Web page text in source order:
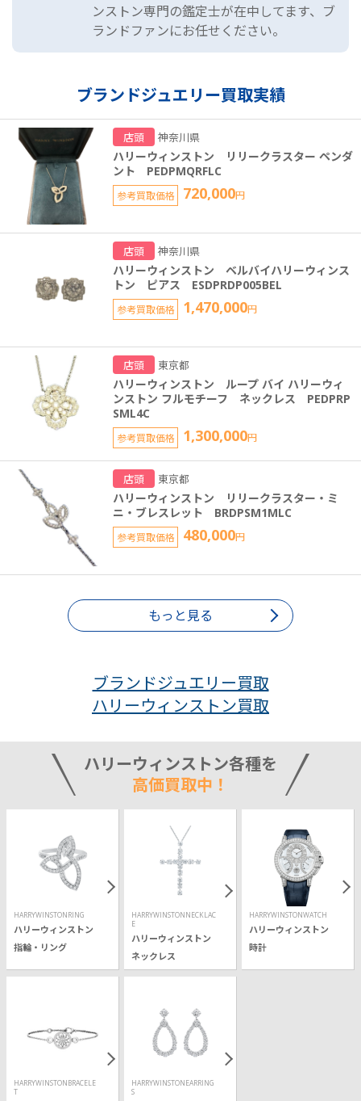
ンストン専門の鑑定士が在中してます、ブ
ランドファンにお任せください。
ブランドジュエリー買取実績
店頭 神奈川県
ハリーウィンストン リリークラスター ペンダ
ント PEDPMQRFLC
参考買取価格 720,000円
店頭 神奈川県
ハリーウィンストン ベルバイハリーウィンス
トン ピアス ESDPRDP005BEL
参考買取価格 1,470,000円
店頭 東京都
ハリーウィンストン ループ バイ ハリーウィ
ンストン フルモチーフ ネックレス PEDPRP
SML4C
参考買取価格 1,300,000円
店頭 東京都
ハリーウィンストン リリークラスター・ミ
ニ・ブレスレット BRDPSM1MLC
参考買取価格 480,000円
もっと見る
ブランドジュエリー買取
ハリーウィンストン買取
ハリーウィンストン各種を
高価買取中！
HARRYWINSTONRING
ハリーウィンストン
指輪・リング
HARRYWINSTONNECKLAC
E
ハリーウィンストン
ネックレス
HARRYWINSTONWATCH
ハリーウィンストン
時計
HARRYWINSTONBRACELE
T
HARRYWINSTONEARRING
S